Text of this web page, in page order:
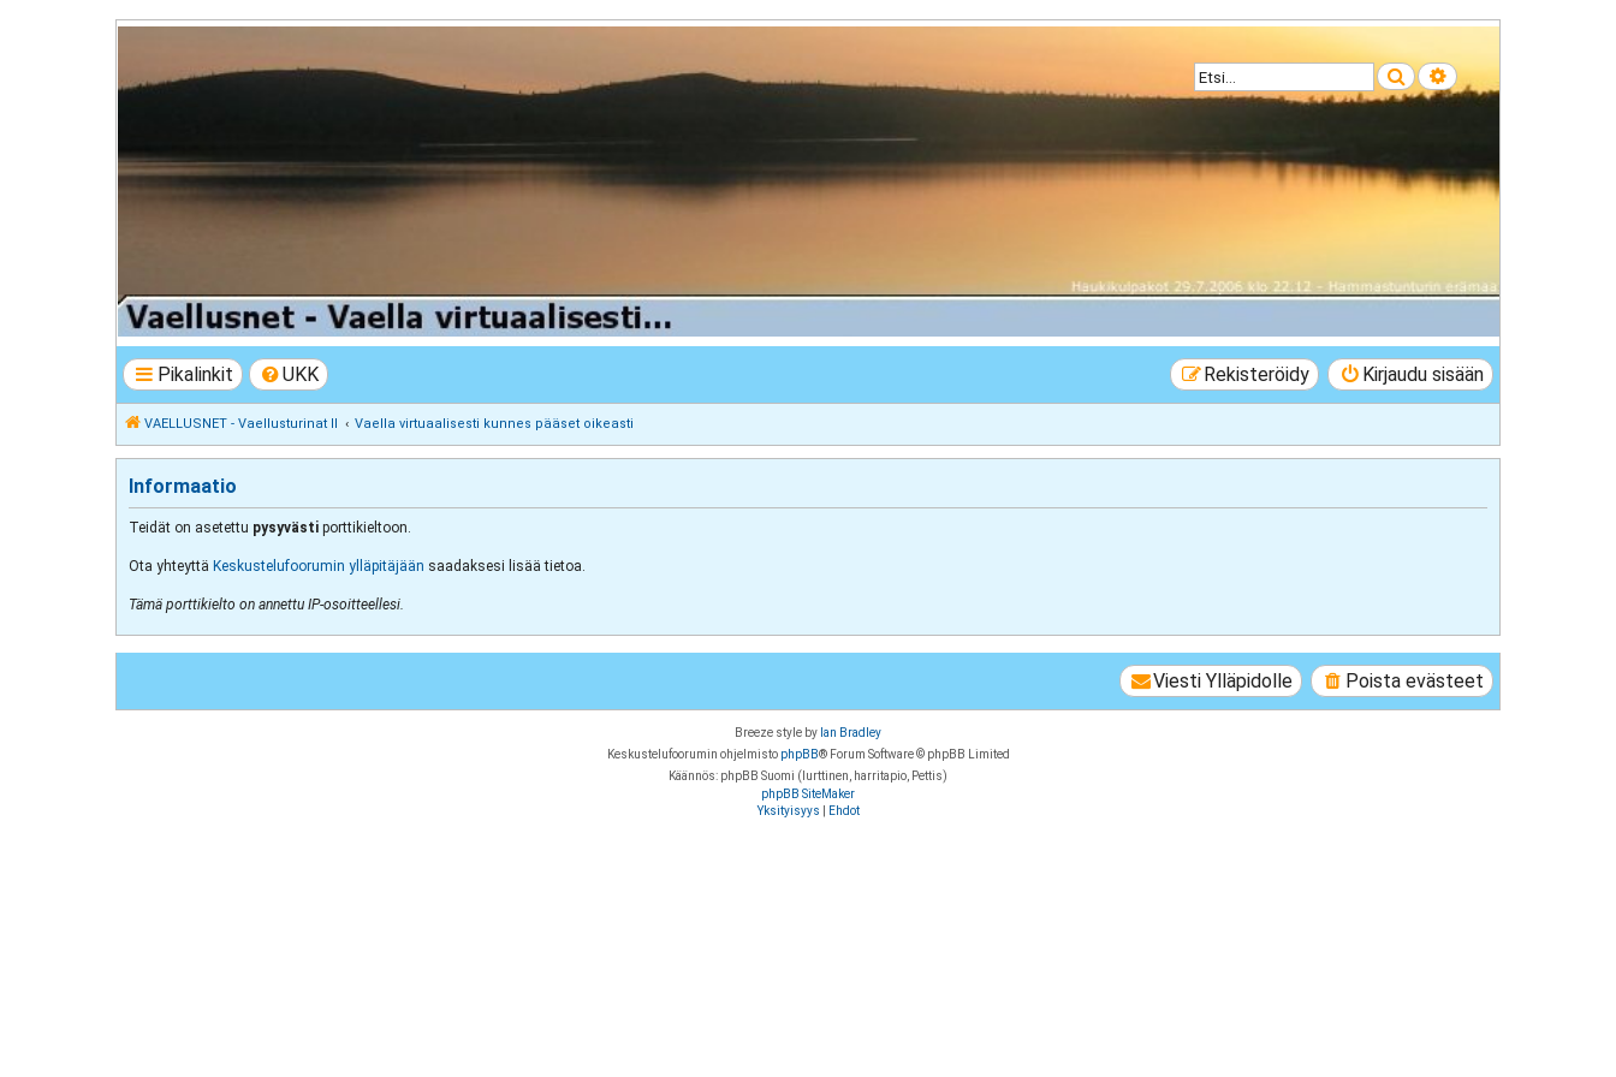
Etsi Tarkennettu haku
VAELLUSNET - Vaellusturinat II
Keskustelua vaeltamisesta ja Lapista
Pikalinkit UKK Kirjaudu sisään
Rekisteröidy
VAELLUSNET - Vaellusturinat II Vaella virtuaalisesti kunnes pääset oikeasti
Informaatio
Teidät on asetettu pysyvästi porttikieltoon.
Ota yhteyttä Keskustelufoorumin ylläpitäjään saadaksesi lisää tietoa.
Tämä porttikielto on annettu IP-osoitteellesi.
Poista evästeet
Viesti Ylläpidolle
Breeze style by Ian Bradley
Keskustelufoorumin ohjelmisto phpBB® Forum Software © phpBB Limited
Käännös: phpBB Suomi (lurttinen, harritapio, Pettis)
phpBB SiteMaker
Yksityisyys
Ehdot